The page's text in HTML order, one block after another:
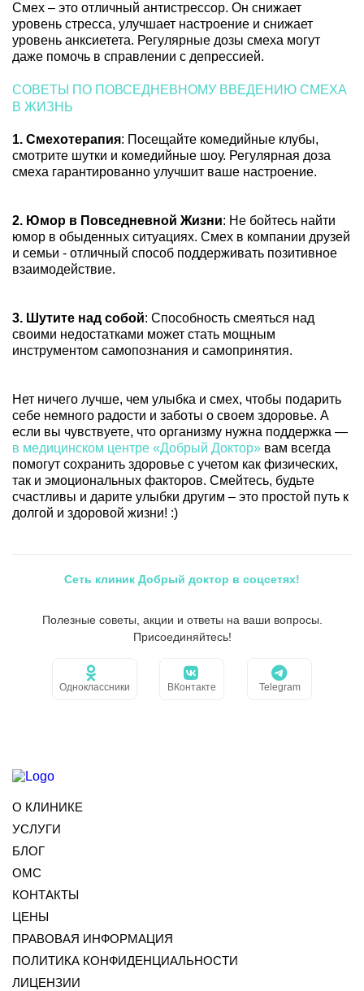
Смех – это отличный антистрессор. Он снижает
уровень стресса, улучшает настроение и снижает
уровень анксиетета. Регулярные дозы смеха могут
даже помочь в справлении с депрессией.
СОВЕТЫ ПО ПОВСЕДНЕВНОМУ ВВЕДЕНИЮ СМЕХА
В ЖИЗНЬ
1. Смехотерапия: Посещайте комедийные клубы,
смотрите шутки и комедийные шоу. Регулярная доза
смеха гарантированно улучшит ваше настроение.
2. Юмор в Повседневной Жизни: Не бойтесь найти
юмор в обыденных ситуациях. Смех в компании друзей
и семьи - отличный способ поддерживать позитивное
взаимодействие.
3. Шутите над собой: Способность смеяться над
своими недостатками может стать мощным
инструментом самопознания и самопринятия.
Нет ничего лучше, чем улыбка и смех, чтобы подарить
себе немного радости и заботы о своем здоровье. А
если вы чувствуете, что организму нужна поддержка —
в медицинском центре «Добрый Доктор» вам всегда
помогут сохранить здоровье с учетом как физических,
так и эмоциональных факторов. Смейтесь, будьте
счастливы и дарите улыбки другим – это простой путь к
долгой и здоровой жизни! :)
Сеть клиник Добрый доктор в соцсетях!
Полезные советы, акции и ответы на ваши вопросы.
Присоединяйтесь!
Одноклассники ВКонтакте Telegram
О КЛИНИКЕ
УСЛУГИ
БЛОГ
ОМС
КОНТАКТЫ
ЦЕНЫ
ПРАВОВАЯ ИНФОРМАЦИЯ
ПОЛИТИКА КОНФИДЕНЦИАЛЬНОСТИ
ЛИЦЕНЗИИ